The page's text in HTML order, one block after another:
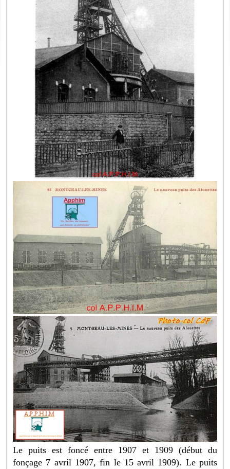
Le puits est foncé entre 1907 et 1909 (début du
fonçage 7 avril 1907, fin le 15 avril 1909). Le puits